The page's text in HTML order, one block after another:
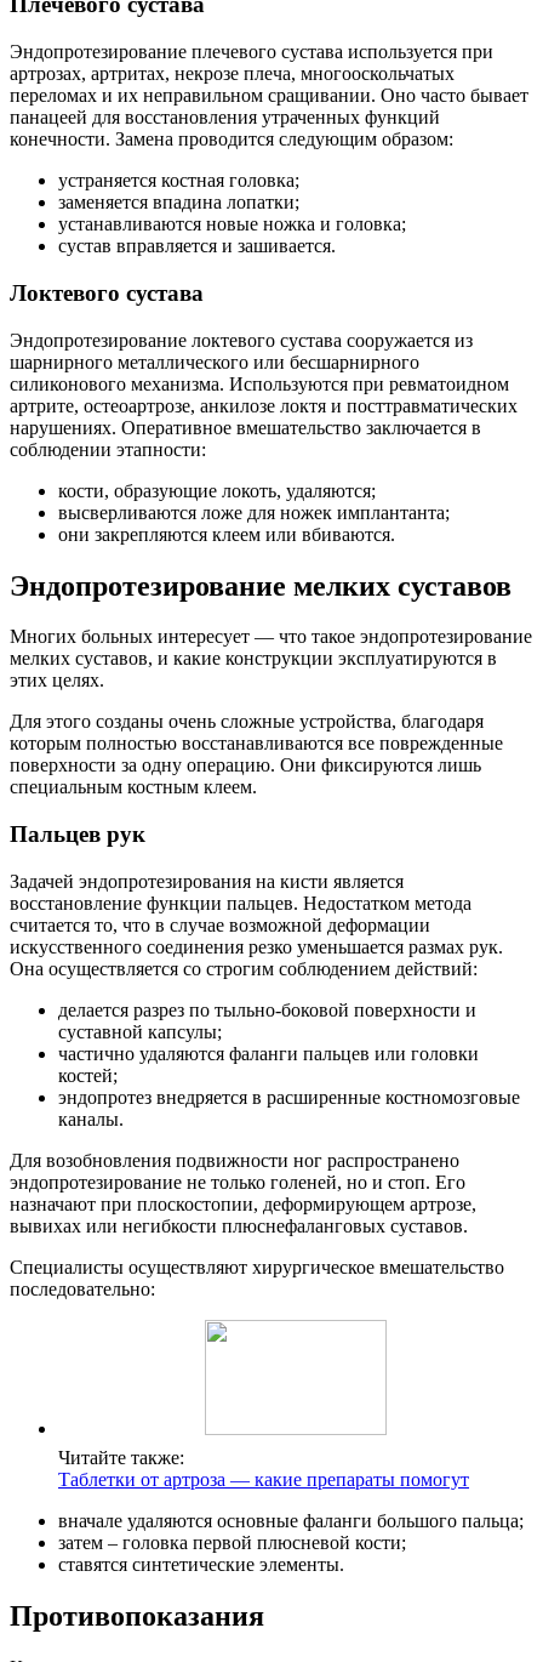
Эндопротезирование плечевого сустава используется при
артрозах, артритах, некрозе плеча, многооскольчатых
переломах и их неправильном сращивании. Оно часто бывает
панацеей для восстановления утраченных функций
конечности. Замена проводится следующим образом:
устраняется костная головка;
заменяется впадина лопатки;
устанавливаются новые ножка и головка;
сустав вправляется и зашивается.
Локтевого сустава
Эндопротезирование локтевого сустава сооружается из
шарнирного металлического или бесшарнирного
силиконового механизма. Используются при ревматоидном
артрите, остеоартрозе, анкилозе локтя и посттравматических
нарушениях. Оперативное вмешательство заключается в
соблюдении этапности:
кости, образующие локоть, удаляются;
высверливаются ложе для ножек имплантанта;
они закрепляются клеем или вбиваются.
Эндопротезирование мелких суставов
Многих больных интересует — что такое эндопротезирование
мелких суставов, и какие конструкции эксплуатируются в
этих целях.
Для этого созданы очень сложные устройства, благодаря
которым полностью восстанавливаются все поврежденные
поверхности за одну операцию. Они фиксируются лишь
специальным костным клеем.
Пальцев рук
Задачей эндопротезирования на кисти является
восстановление функции пальцев. Недостатком метода
считается то, что в случае возможной деформации
искусственного соединения резко уменьшается размах рук.
Она осуществляется со строгим соблюдением действий:
делается разрез по тыльно-боковой поверхности и
суставной капсулы;
частично удаляются фаланги пальцев или головки
костей;
эндопротез внедряется в расширенные костномозговые
каналы.
Для возобновления подвижности ног распространено
эндопротезирование не только голеней, но и стоп. Его
назначают при плоскостопии, деформирующем артрозе,
вывихах или негибкости плюснефаланговых суставов.
Специалисты осуществляют хирургическое вмешательство
последовательно:
Читайте также:
Таблетки от артроза — какие препараты помогут
вначале удаляются основные фаланги большого пальца;
затем – головка первой плюсневой кости;
ставятся синтетические элементы.
Противопоказания